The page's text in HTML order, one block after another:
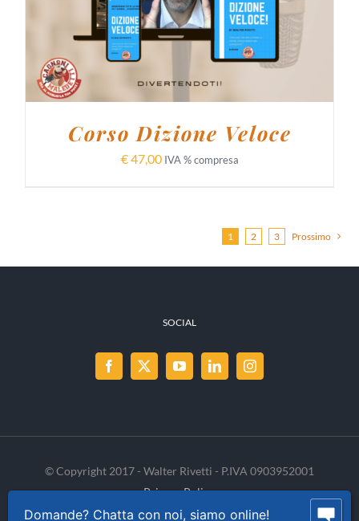
Corso Dizione Veloce
€47,00 IVA % compresa
1 2 3 Prossimo
SOCIAL
© Copyright 2017 - Walter Rivetti - P.IVA 0903952001
Privacy Policy
Cookie Policy
INVENIA
Domande? Chatta con noi, siamo online!